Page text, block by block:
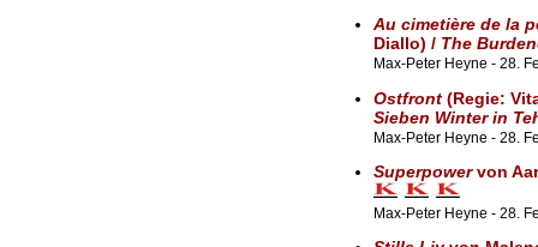
Au cimetière de la
Diallo) / The
Max-Peter Heyne - 28.
Ostfront(Regie:
Sieben Winter in
Max-Peter Heyne - 28.
Superpowervon
Max-Peter Heyne - 28.